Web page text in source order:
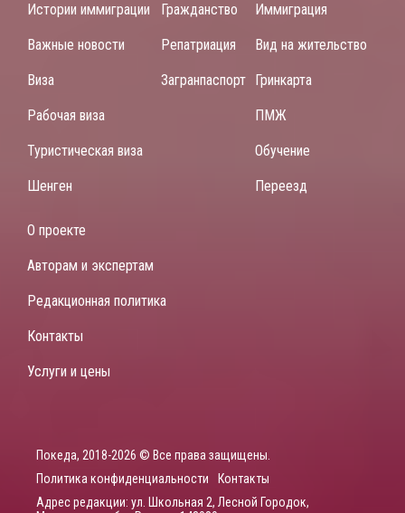
Истории иммиграции
Важные новости
Виза
Рабочая виза
Туристическая виза
Шенген
Гражданство
Репатриация
Загранпаспорт
Иммиграция
Вид на жительство
Гринкарта
ПМЖ
Обучение
Переезд
О проекте
Авторам и экспертам
Редакционная политика
Контакты
Услуги и цены
Покеда, 2018-2026 © Все права защищены.
Политика конфиденциальности
Контакты
Адрес редакции: ул. Школьная 2, Лесной Городок,